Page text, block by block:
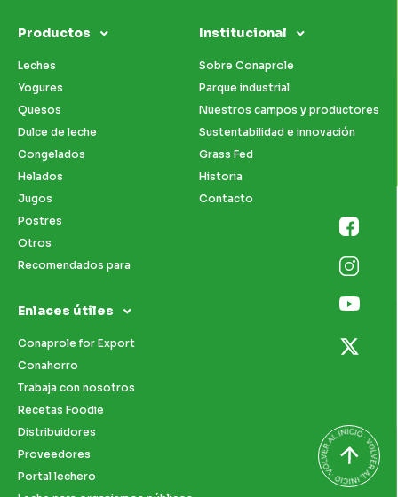
Productos
Leches
Yogures
Quesos
Dulce de leche
Congelados
Helados
Jugos
Postres
Otros
Recomendados para
Institucional
Sobre Conaprole
Parque industrial
Nuestros campos y productores
Sustentabilidad e innovación
Grass Fed
Historia
Contacto
Enlaces útiles
Conaprole for Export
Conahorro
Trabaja con nosotros
Recetas Foodie
Distribuidores
Proveedores
Portal lechero